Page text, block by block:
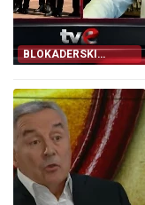
BLOKADERSKI
PUBLICISTA